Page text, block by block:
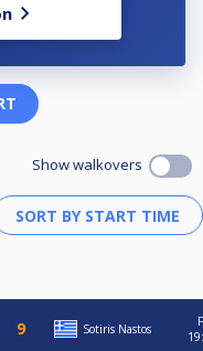
Show walkovers
Sotiris Nastos